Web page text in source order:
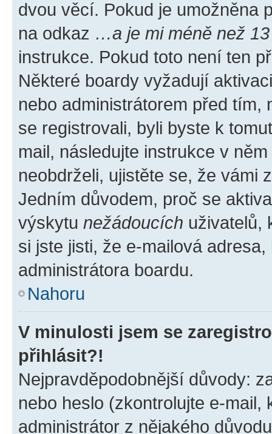
dvou věcí. Pokud je umožněna
na odkaz …a je mi méně než
instrukce. Pokud toto není ten
Některé boardy vyžadují
nebo administrátorem před tím,
se registrovali, byli byste k
mail, následujte instrukce v
neobdrželi, ujistěte se, že vámi
Jedním důvodem, proč se
výskytu nežádoucích uživatelů,
si jste jisti, že e-mailová
administrátora boardu.
Nahoru
V minulosti jsem se
přihlásit?!
Nejpravděpodobnější důvody:
nebo heslo (zkontrolujte e-
administrátor z nějakého